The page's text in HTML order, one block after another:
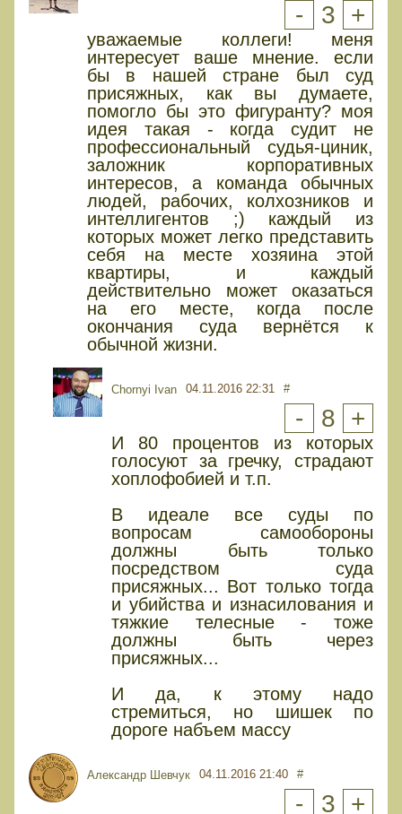
- 3 +
уважаемые коллеги! меня
интересует ваше мнение. если
бы в нашей стране был суд
присяжных, как вы думаете,
помогло бы это фигуранту? моя
идея такая - когда судит не
профессиональный судья-циник,
заложник корпоративных
интересов, а команда обычных
людей, рабочих, колхозников и
интеллигентов ;) каждый из
которых может легко представить
себя на месте хозяина этой
квартиры, и каждый
действительно может оказаться
на его месте, когда после
окончания суда вернётся к
обычной жизни.
Chornyi Ivan 04.11.2016 22:31 #
- 8 +
И 80 процентов из которых
голосуют за гречку, страдают
хоплофобией и т.п.
В идеале все суды по
вопросам самообороны
должны быть только
посредством суда
присяжных... Вот только тогда
и убийства и изнасилования и
тяжкие телесные - тоже
должны быть через
присяжных...
И да, к этому надо
стремиться, но шишек по
дороге набъем массу
Александр Шевчук 04.11.2016 21:40 #
- 3 +